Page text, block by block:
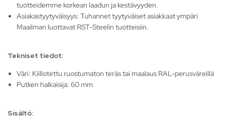
tuotteidemme korkean laadun ja kestävyyden.
Asiakastyytyväisyys: Tuhannet tyytyväiset asiakkaat ympäri
Maailman luottavat RST-Steelin tuotteisiin.
Tekniset tiedot:
Väri: Kiillotettu ruostumaton teräs tai maalaus RAL-perusväreillä
Putken halkaisija: 60 mm
Sisältö: